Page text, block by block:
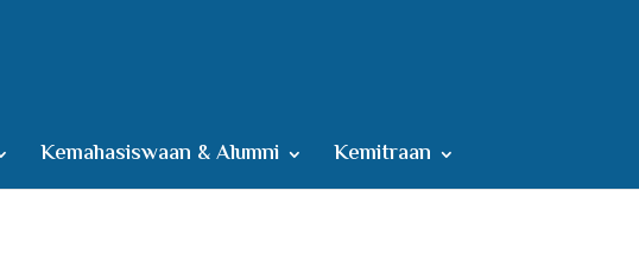
Kemahasiswaan & Alumni Kemitraan